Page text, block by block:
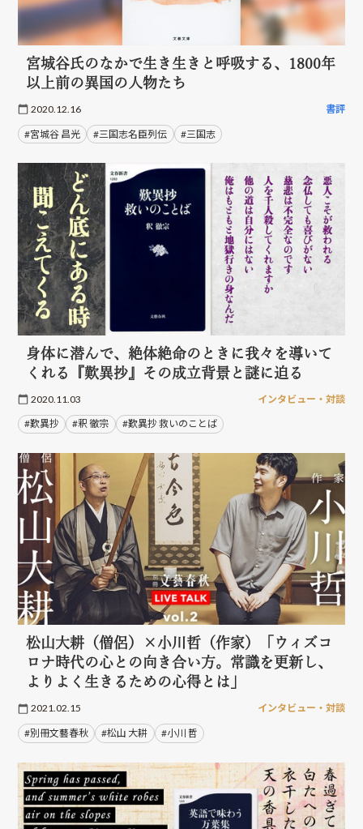
宮城谷氏のなかで生き生きと呼吸する、1800年
以上前の異国の人物たち
2020.12.16 書評
#宮城谷 昌光 #三国志名臣列伝 #三国志
身体に潜んで、絶体絶命のときに我々を導いて
くれる『歎異抄』その成立背景と謎に迫る
2020.11.03 インタビュー・対談
#歎異抄 #釈 徹宗 #歎異抄 救いのことば
松山大耕（僧侶）×小川哲（作家）「ウィズコ
ロナ時代の心との向き合い方。常識を更新し、
よりよく生きるための心得とは」
2021.02.15 インタビュー・対談
#別冊文藝春秋 #松山 大耕 #小川 哲